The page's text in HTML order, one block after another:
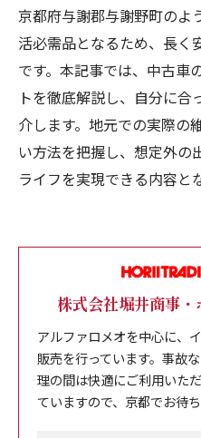
京都府与謝郡与謝野町のよ
活必需品となるため、長く
です。本記事では、中古車
トを徹底解説し、自分に
介します。地元での実際の
い方法を把握し、想定外の
ライフを実現できる内容と
株式会社堀井商事
アルファロメオを中心に、
販売を行っています。事故
理の間は快適にご利用いた
ていますので、京都でお待ち